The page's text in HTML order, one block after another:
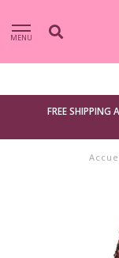
MENU
FREE